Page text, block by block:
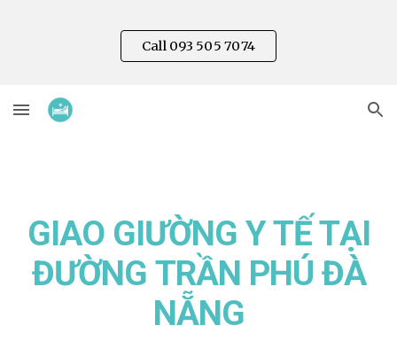
Skip to main content
Skip to navigation
Call 093 505 7074
GIAO GIƯỜNG Y TẾ TẠI
ĐƯỜNG TRẦN PHÚ ĐÀ
NẴNG